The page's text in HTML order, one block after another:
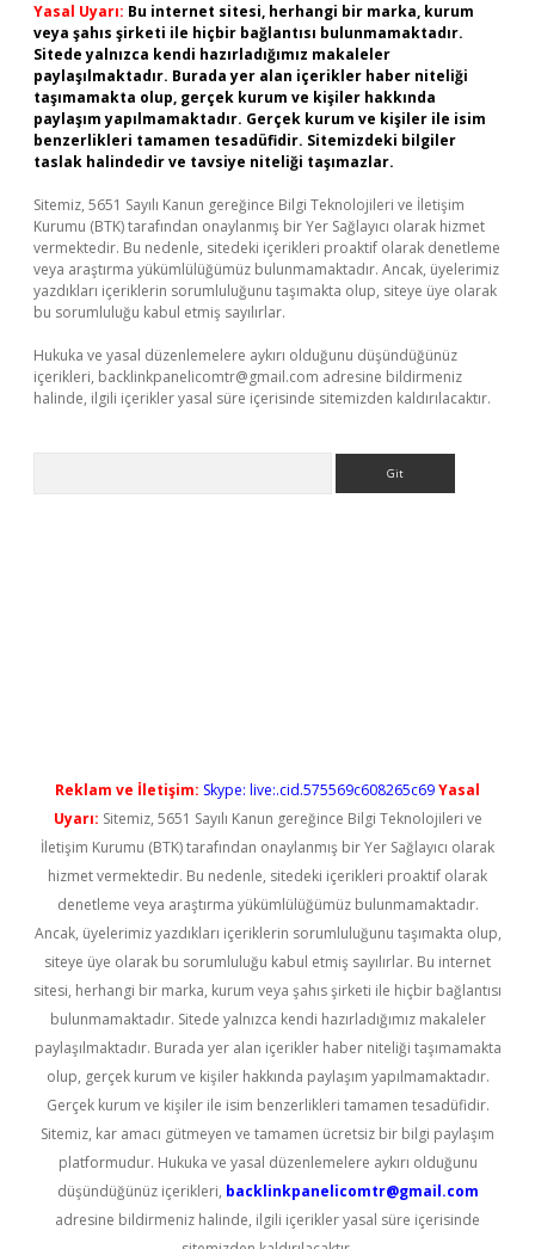
Yasal Uyarı: Bu internet sitesi, herhangi bir marka, kurum
veya şahıs şirketi ile hiçbir bağlantısı bulunmamaktadır.
Sitede yalnızca kendi hazırladığımız makaleler
paylaşılmaktadır. Burada yer alan içerikler haber niteliği
taşımamakta olup, gerçek kurum ve kişiler hakkında
paylaşım yapılmamaktadır. Gerçek kurum ve kişiler ile isim
benzerlikleri tamamen tesadüfidir. Sitemizdeki bilgiler
taslak halindedir ve tavsiye niteliği taşımazlar.
Sitemiz, 5651 Sayılı Kanun gereğince Bilgi Teknolojileri ve İletişim
Kurumu (BTK) tarafından onaylanmış bir Yer Sağlayıcı olarak hizmet
vermektedir. Bu nedenle, sitedeki içerikleri proaktif olarak denetleme
veya araştırma yükümlülüğümüz bulunmamaktadır. Ancak, üyelerimiz
yazdıkları içeriklerin sorumluluğunu taşımakta olup, siteye üye olarak
bu sorumluluğu kabul etmiş sayılırlar.
Hukuka ve yasal düzenlemelere aykırı olduğunu düşündüğünüz
içerikleri, backlinkpanelicomtr@gmail.com adresine bildirmeniz
halinde, ilgili içerikler yasal süre içerisinde sitemizden kaldırılacaktır.
Reklam ve İletişim: Skype: live:.cid.575569c608265c69Yasal
Uyarı: Sitemiz, 5651 Sayılı Kanun gereğince Bilgi Teknolojileri ve
İletişim Kurumu (BTK) tarafından onaylanmış bir Yer Sağlayıcı olarak
hizmet vermektedir. Bu nedenle, sitedeki içerikleri proaktif olarak
denetleme veya araştırma yükümlülüğümüz bulunmamaktadır.
Ancak, üyelerimiz yazdıkları içeriklerin sorumluluğunu taşımakta olup,
siteye üye olarak bu sorumluluğu kabul etmiş sayılırlar. Bu internet
sitesi, herhangi bir marka, kurum veya şahıs şirketi ile hiçbir bağlantısı
bulunmamaktadır. Sitede yalnızca kendi hazırladığımız makaleler
paylaşılmaktadır. Burada yer alan içerikler haber niteliği taşımamakta
olup, gerçek kurum ve kişiler hakkında paylaşım yapılmamaktadır.
Gerçek kurum ve kişiler ile isim benzerlikleri tamamen tesadüfidir.
Sitemiz, kar amacı gütmeyen ve tamamen ücretsiz bir bilgi paylaşım
platformudur. Hukuka ve yasal düzenlemelere aykırı olduğunu
düşündüğünüz içerikleri, backlinkpanelicomtr@gmail.com
adresine bildirmeniz halinde, ilgili içerikler yasal süre içerisinde